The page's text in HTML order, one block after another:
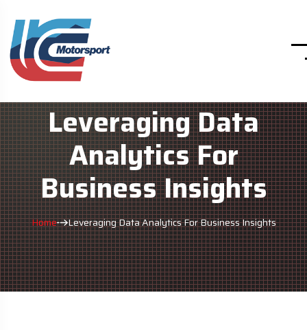
Leveraging Data
Analytics For
Business Insights
Home Leveraging Data Analytics For Business Insights